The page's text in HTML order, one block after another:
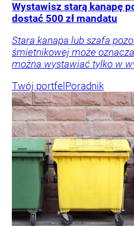
Wystawisz starą kanapę
dostać 500 zł mandatu
Stara kanapa lub szafa
śmietnikowej może
można wystawiać tylko w
Twój portfel Poradnik